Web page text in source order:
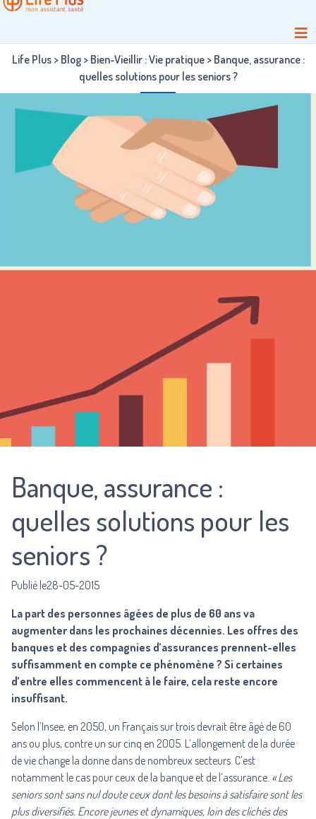
Life Plus> Blog> Bien-Vieillir : Vie pratique> Banque, assurance :
quelles solutions pour les seniors ?
Banque, assurance :
quelles solutions pour les
seniors ?
Publié le28-05-2015
La part des personnes âgées de plus de 60 ans va
augmenter dans les prochaines décennies. Les offres des
banques et des compagnies d’assurances prennent-elles
suffisamment en compte ce phénomène ? Si certaines
d’entre elles commencent à le faire, cela reste encore
insuffisant.
Selon l’Insee, en 2050, un Français sur trois devrait être âgé de 60
ans ou plus, contre un sur cinq en 2005. L’allongement de la durée
de vie change la donne dans de nombreux secteurs. C’est
notamment le cas pour ceux de la banque et de l’assurance. « Les
seniors sont sans nul doute ceux dont les besoins à satisfaire sont les
plus diversifiés. Encore jeunes et dynamiques, loin des clichés des